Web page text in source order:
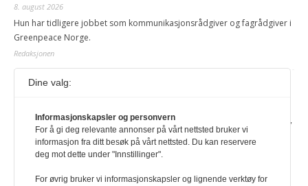
8. august 2026
Hun har tidligere jobbet som kommunikasjonsrådgiver og fagrådgiver i
Greenpeace Norge.
Redaksjonen
Journalist fra Vietnam idømt 7 års fengsel
Kommunistpartiet i Vietnam har total kontroll over alle offisielle medier,
aviser, TV- og radiokanaler. For å lese denne må du ha abonnement
Logg inn her Ny abonnent? Velg Årsabonnement, Månedsabonnement
og bedrifter.
Dine valg:
Informasjonskapsler og personvern
For å gi deg relevante annonser på vårt nettsted bruker vi
informasjon fra ditt besøk på vårt nettsted. Du kan reservere
deg mot dette under "Innstillinger".
For øvrig bruker vi informasjonskapsler og lignende verktøy for